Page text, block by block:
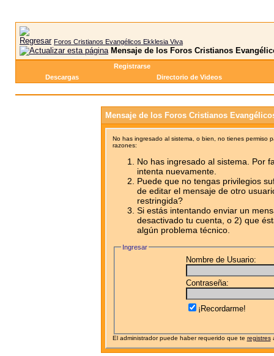
Foros Cristianos Evangélicos Ekklesia Viva
Mensaje de los Foros Cristianos
Registrarse
Descargas
Directorio de Videos
Mensaje de los Foros Cristianos
No has ingresado al sistema, o bien, no tienes permiso
razones:
No has ingresado al sistema. Por
intenta nuevamente.
Puede que no tengas privilegios
de editar el mensaje de otro
restringida?
Si estás intentando enviar un
desactivado tu cuenta, o 2) que
algún problema técnico.
Ingresar
Nombre de Usuario:
Contraseña:
¡Recordarme!
El administrador puede haber requerido que te registres